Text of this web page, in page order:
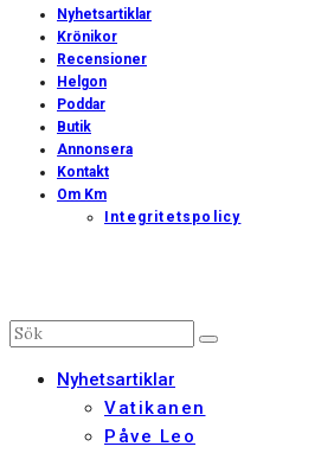
Nyhetsartiklar
Krönikor
Recensioner
Helgon
Poddar
Butik
Annonsera
Kontakt
Om Km
Integritetspolicy
Nyhetsartiklar
Vatikanen
Påve Leo